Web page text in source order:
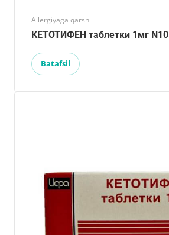
Allergiyaga qarshi
КЕТОТИФЕН таблетки 1мг N10
Batafsil